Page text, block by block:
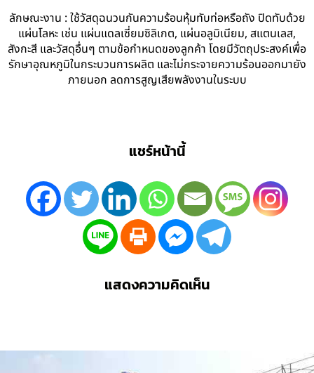
ลักษณะงาน : ใช้วัสดุฉนวนกันความร้อนหุ้มทับท่อหรือถัง ปิดทับด้วย
แผ่นโลหะ เช่น แผ่นแดลเซี่ยมซิลิเกต, แผ่นอลูมิเนียม, สแตนเลส,
สังกะสี และวัสดุอื่นๆ ตามข้อกำหนดของลูกค้า โดยมีวัตถุประสงค์เพื่อ
รักษาอุณหภูมิในกระบวนการผลิต และไม่กระจายความร้อนออกมายัง
ภายนอก ลดการสูญเสียพลังงานในระบบ
แชร์หน้านี้
แสดงความคิดเห็น